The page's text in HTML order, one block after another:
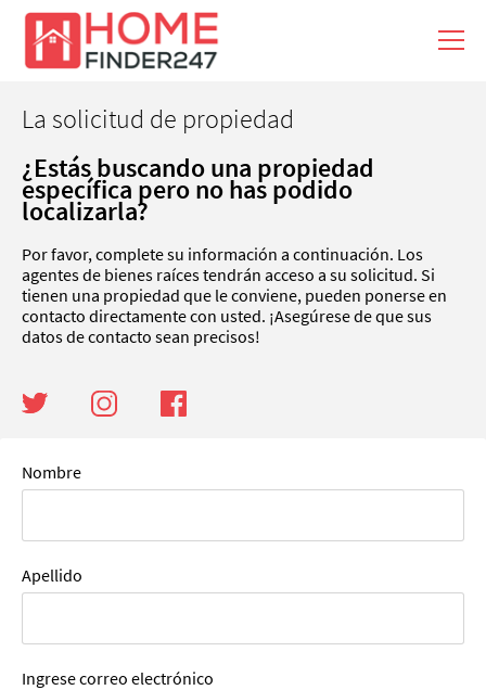
La solicitud de propiedad
¿Estás buscando una propiedad
específica pero no has podido
localizarla?
Por favor, complete su información a continuación. Los
agentes de bienes raíces tendrán acceso a su solicitud. Si
tienen una propiedad que le conviene, pueden ponerse en
contacto directamente con usted. ¡Asegúrese de que sus
datos de contacto sean precisos!
Nombre
Apellido
Ingrese correo electrónico